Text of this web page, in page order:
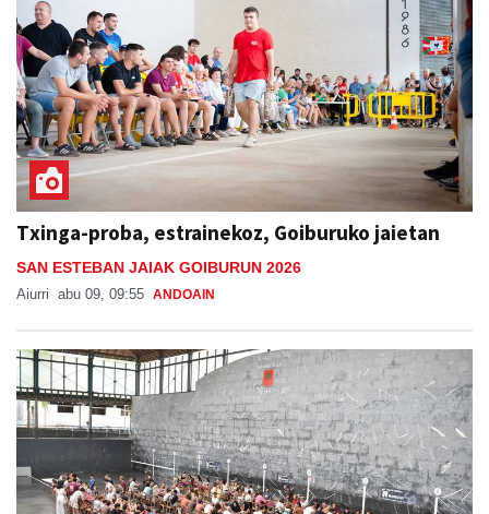
Txinga-proba, estrainekoz, Goiburuko jaietan
SAN ESTEBAN JAIAK GOIBURUN 2026
Aiurri abu 09, 09:55 ANDOAIN